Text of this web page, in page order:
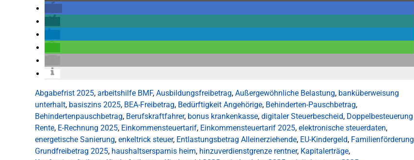
Abgabefrist 2025, arbeitshilfe BMF, Ausbildungsfreibetrag, Außergewöhnliche Belastung, banküberweisung
unterhalt, basiszins 2025, BEA-Freibetrag, Bedürftigkeit Angehörige, Behinderten-Pauschbetrag,
Behindertenpauschbetrag, Berufskraftfahrer, bonus krankenkasse, digitaler Steuerbescheid, Doppelbesteuerung
Rente, E-Rechnung 2025, Einkommensteuertarif, Einkommensteuertarif 2025, elektronische steuerdaten,
energetische Sanierung, enkeltrick steuer, Entlastungsbetrag Alleinerziehende, EU-Kindergeld, Familienförderung
Grundfreibetrag 2025, haushaltsersparnis heim, hinzuverdienstgrenze rentner, Kapitalerträge,